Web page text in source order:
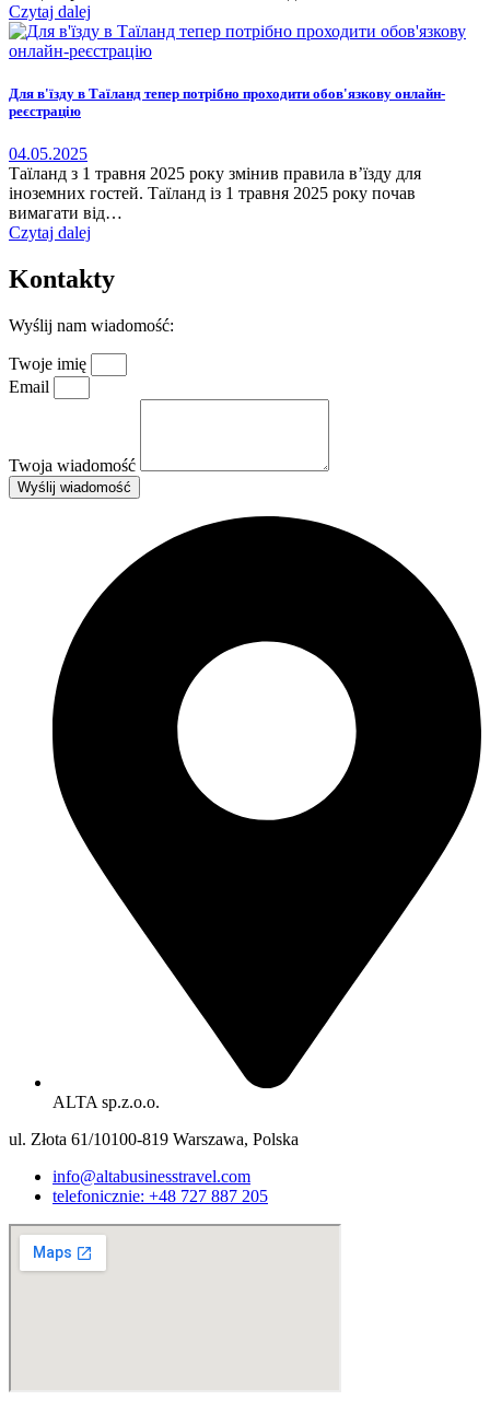
Czytaj dalej
Для в'їзду в Таїланд тепер потрібно проходити обов'язкову онлайн-
реєстрацію
04.05.2025
Таїланд з 1 травня 2025 року змінив правила в’їзду для
іноземних гостей. Таїланд із 1 травня 2025 року почав
вимагати від…
Czytaj dalej
Kontakty
Wyślij nam wiadomość:
Twoje imię
Email
Twoja wiadomość
Wyślij wiadomość
ALTA sp.z.o.o.
ul. Złota 61/10100-819 Warszawa, Polska
info@altabusinesstravel.com
telefonicznie: +48 727 887 205